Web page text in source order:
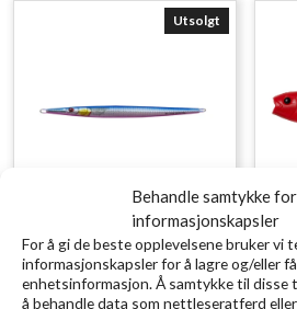
Behandle samtykke for
informasjonskapsler
For å gi de beste opplevelsene bruker vi
informasjonskapsler for å lagre og/eller
enhetsinformasjon. Å samtykke til disse
å behandle data som nettleseratferd
Utsolgt
SAVAGE GEAR 3D Needle Jig
9CM 20G Sinking Pink Belly
Sardine